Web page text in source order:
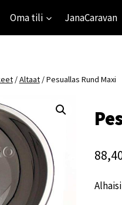
Oma tili JanaCaravan
/Altaat /Pesuallas Rund Maxi